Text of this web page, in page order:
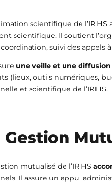
scientifique de
scientifique. Il soutient
suivi des appels
une veille et une
(lieux, outils numériques,
et scientifique de l’IRIHS.
Gestion
mutualisé de l’IRIHS
Il assure un appui